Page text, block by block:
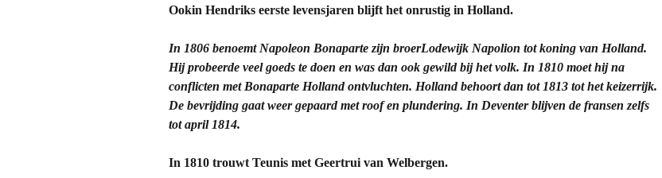
Ookin Hendriks eerste levensjaren blijft het onrustig in Holland.
In 1806 benoemt Napoleon Bonaparte zijn broerLodewijk Napolion tot koning van Holland.
Hij probeerde veel goeds te doen en was dan ook gewild bij het volk. In 1810 moet hij na
conflicten met Bonaparte Holland ontvluchten. Holland behoort dan tot 1813 tot het keizerrijk.
De bevrijding gaat weer gepaard met roof en plundering. In Deventer blijven de fransen zelfs
tot april 1814.
In 1810 trouwt Teunis met Geertrui van Welbergen.